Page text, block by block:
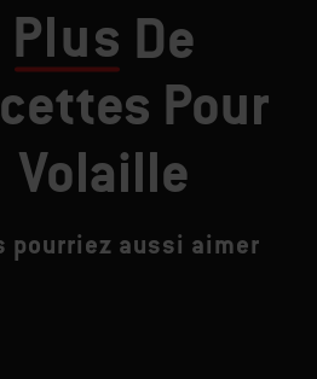
Plus De
Pour
Volaille
pourriez aussi aimer